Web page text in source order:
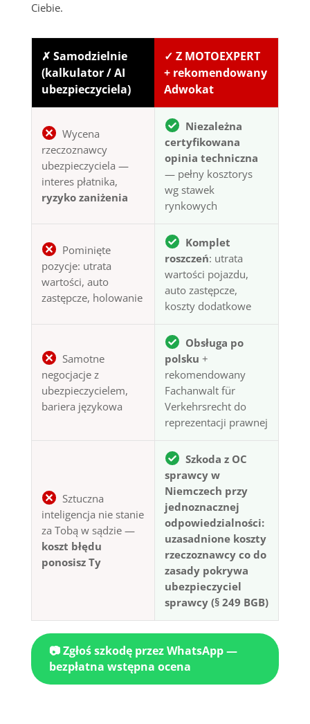
Ciebie.
✗ Samodzielnie
(kalkulator / AI
ubezpieczyciela)
✓ Z MOTOEXPERT
+ rekomendowany
Adwokat
Wycena
rzeczoznawcy
ubezpieczyciela —
interes płatnika,
ryzyko zaniżenia
Niezależna
certyfikowana
opinia techniczna
— pełny kosztorys
wg stawek
rynkowych
Pominięte
pozycje: utrata
wartości, auto
zastępcze, holowanie
Komplet
roszczeń: utrata
wartości pojazdu,
auto zastępcze,
koszty dodatkowe
Samotne
negocjacje z
ubezpieczycielem,
bariera językowa
Obsługa po
polsku +
rekomendowany
Fachanwalt für
Verkehrsrecht do
reprezentacji prawnej
Sztuczna
inteligencja nie stanie
za Tobą w sądzie —
koszt błędu
ponosisz Ty
Szkoda z OC
sprawcy w
Niemczech przy
jednoznacznej
odpowiedzialności:
uzasadnione koszty
rzeczoznawcy co do
zasady pokrywa
ubezpieczyciel
sprawcy (§ 249 BGB)
📷 Zgłoś szkodę przez WhatsApp —
bezpłatna wstępna ocena